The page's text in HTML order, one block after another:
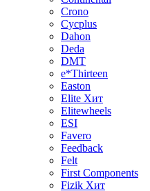
Crono
Cycplus
Dahon
Deda
DMT
e*Thirteen
Easton
Elite Хит
Elitewheels
ESI
Favero
Feedback
Felt
First Components
Fizik Хит